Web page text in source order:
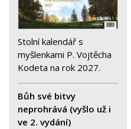
Stolní kalendář s
myšlenkami P. Vojtěcha
Kodeta na rok 2027.
Bůh své bitvy
neprohrává (vyšlo už i
ve 2. vydání)